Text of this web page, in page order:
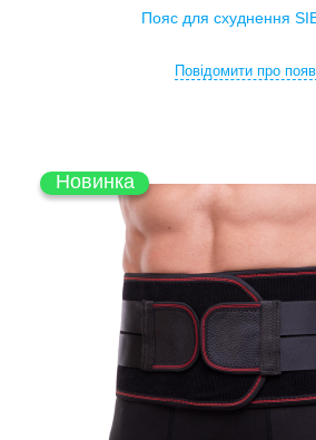
Повідомити про
Новинка